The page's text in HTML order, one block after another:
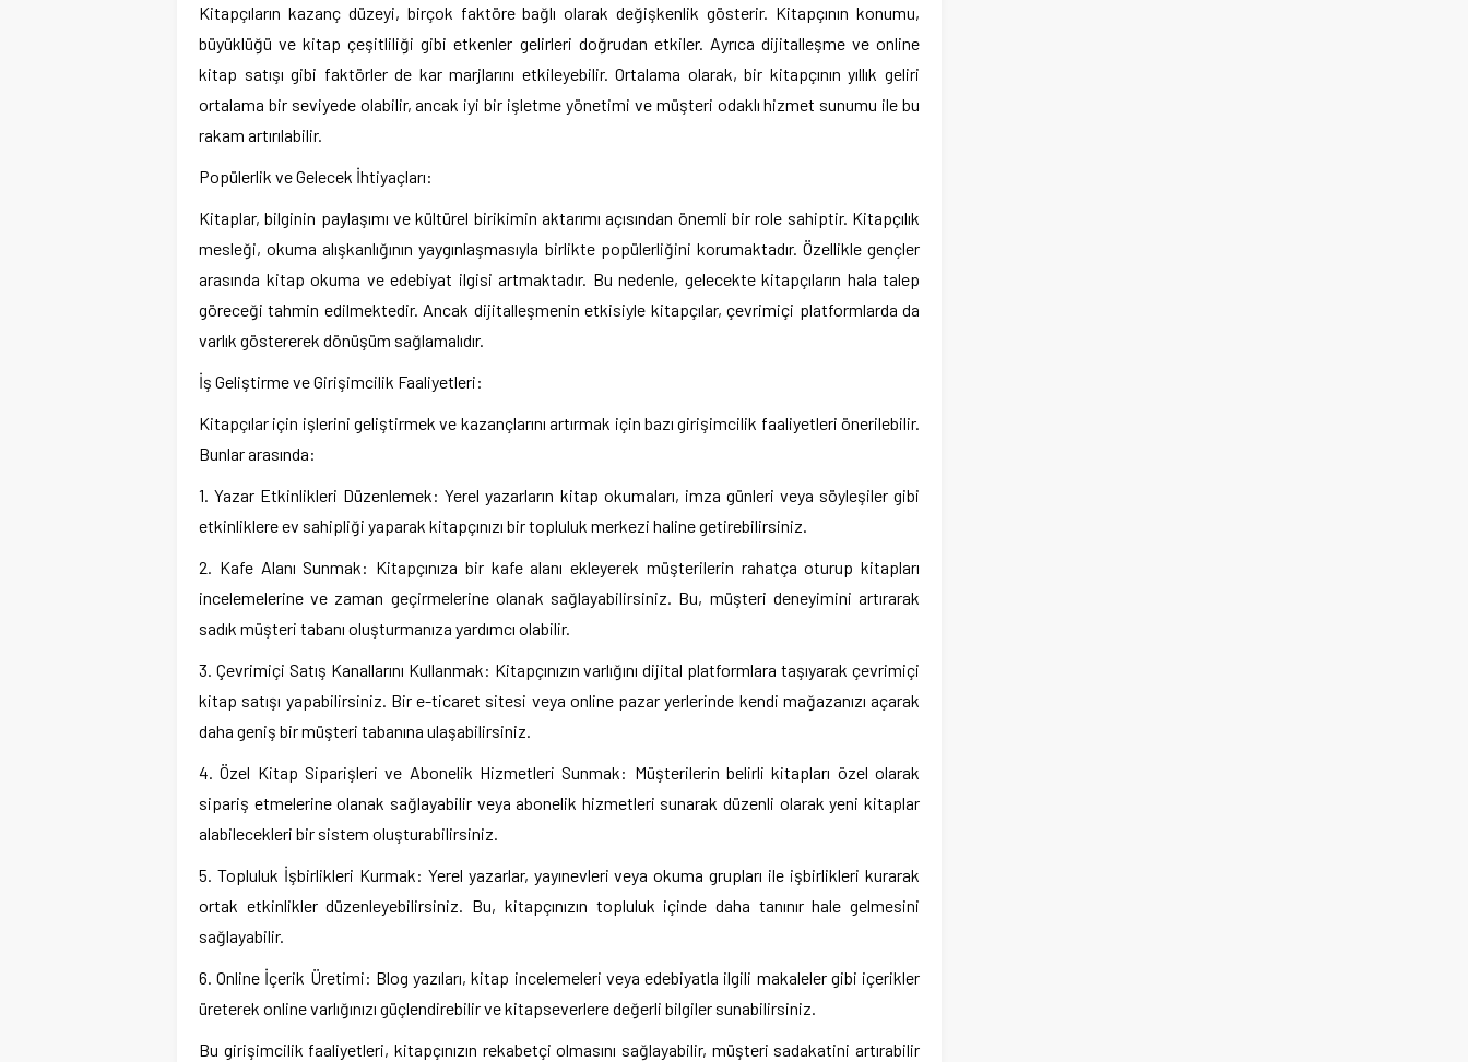
Kitapçıların kazanç düzeyi, birçok faktöre bağlı olarak değişkenlik gösterir. Kitapçının konumu,
büyüklüğü ve kitap çeşitliliği gibi etkenler gelirleri doğrudan etkiler. Ayrıca dijitalleşme ve online
kitap satışı gibi faktörler de kar marjlarını etkileyebilir. Ortalama olarak, bir kitapçının yıllık geliri
ortalama bir seviyede olabilir, ancak iyi bir işletme yönetimi ve müşteri odaklı hizmet sunumu ile bu
rakam artırılabilir.
Popülerlik ve Gelecek İhtiyaçları:
Kitaplar, bilginin paylaşımı ve kültürel birikimin aktarımı açısından önemli bir role sahiptir. Kitapçılık
mesleği, okuma alışkanlığının yaygınlaşmasıyla birlikte popülerliğini korumaktadır. Özellikle gençler
arasında kitap okuma ve edebiyat ilgisi artmaktadır. Bu nedenle, gelecekte kitapçıların hala talep
göreceği tahmin edilmektedir. Ancak dijitalleşmenin etkisiyle kitapçılar, çevrimiçi platformlarda da
varlık göstererek dönüşüm sağlamalıdır.
İş Geliştirme ve Girişimcilik Faaliyetleri:
Kitapçılar için işlerini geliştirmek ve kazançlarını artırmak için bazı girişimcilik faaliyetleri önerilebilir.
Bunlar arasında:
1. Yazar Etkinlikleri Düzenlemek: Yerel yazarların kitap okumaları, imza günleri veya söyleşiler gibi
etkinliklere ev sahipliği yaparak kitapçınızı bir topluluk merkezi haline getirebilirsiniz.
2. Kafe Alanı Sunmak: Kitapçınıza bir kafe alanı ekleyerek müşterilerin rahatça oturup kitapları
incelemelerine ve zaman geçirmelerine olanak sağlayabilirsiniz. Bu, müşteri deneyimini artırarak
sadık müşteri tabanı oluşturmanıza yardımcı olabilir.
3. Çevrimiçi Satış Kanallarını Kullanmak: Kitapçınızın varlığını dijital platformlara taşıyarak çevrimiçi
kitap satışı yapabilirsiniz. Bir e-ticaret sitesi veya online pazar yerlerinde kendi mağazanızı açarak
daha geniş bir müşteri tabanına ulaşabilirsiniz.
4. Özel Kitap Siparişleri ve Abonelik Hizmetleri Sunmak: Müşterilerin belirli kitapları özel olarak
sipariş etmelerine olanak sağlayabilir veya abonelik hizmetleri sunarak düzenli olarak yeni kitaplar
alabilecekleri bir sistem oluşturabilirsiniz.
5. Topluluk İşbirlikleri Kurmak: Yerel yazarlar, yayınevleri veya okuma grupları ile işbirlikleri kurarak
ortak etkinlikler düzenleyebilirsiniz. Bu, kitapçınızın topluluk içinde daha tanınır hale gelmesini
sağlayabilir.
6. Online İçerik Üretimi: Blog yazıları, kitap incelemeleri veya edebiyatla ilgili makaleler gibi içerikler
üreterek online varlığınızı güçlendirebilir ve kitapseverlere değerli bilgiler sunabilirsiniz.
Bu girişimcilik faaliyetleri, kitapçınızın rekabetçi olmasını sağlayabilir, müşteri sadakatini artırabilir